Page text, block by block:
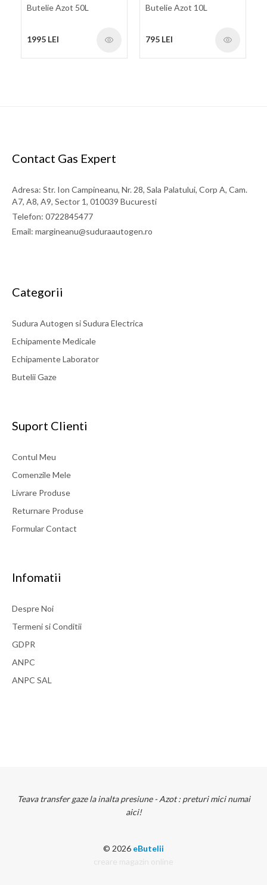
Butelie Azot 50L
1995 LEI
Butelie Azot 10L
795 LEI
Contact Gas Expert
Adresa: Str. Ion Campineanu, Nr. 28, Sala Palatului, Corp A, Cam.
A7, A8, A9, Sector 1, 010039 Bucuresti
Telefon: 0722845477
Email: margineanu@suduraautogen.ro
Categorii
Sudura Autogen si Sudura Electrica
Echipamente Medicale
Echipamente Laborator
Butelii Gaze
Suport Clienti
Contul Meu
Comenzile Mele
Livrare Produse
Returnare Produse
Formular Contact
Infomatii
Despre Noi
Termeni si Conditii
GDPR
ANPC
ANPC SAL
Teava transfer gaze la inalta presiune - Azot : preturi mici numai
aici!
© 2026 eButelii
creare magazin online